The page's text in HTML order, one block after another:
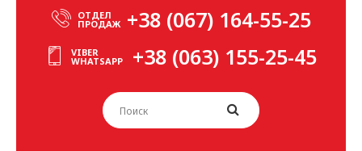
ОТДЕЛ
ПРОДАЖ +38 (067) 164-55-25
VIBER
WHATSAPP +38 (063) 155-25-45